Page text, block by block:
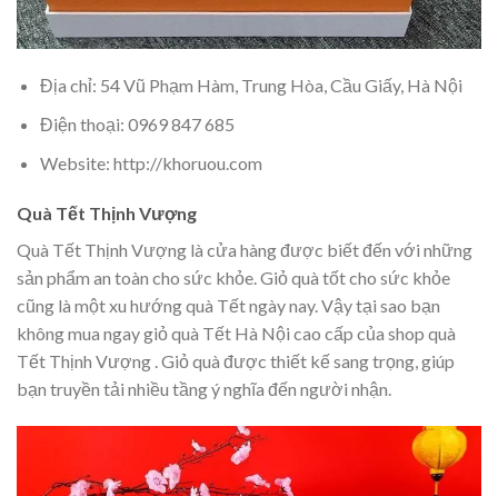
Địa chỉ: 54 Vũ Phạm Hàm, Trung Hòa, Cầu Giấy, Hà Nội
Điện thoại: 0969 847 685
Website: http://khoruou.com
Quà Tết Thịnh Vượng
Quà Tết Thịnh Vượng là cửa hàng được biết đến với những
sản phẩm an toàn cho sức khỏe. Giỏ quà tốt cho sức khỏe
cũng là một xu hướng quà Tết ngày nay. Vậy tại sao bạn
không mua ngay giỏ quà Tết Hà Nội cao cấp của shop quà
Tết Thịnh Vượng . Giỏ quà được thiết kế sang trọng, giúp
bạn truyền tải nhiều tầng ý nghĩa đến người nhận.